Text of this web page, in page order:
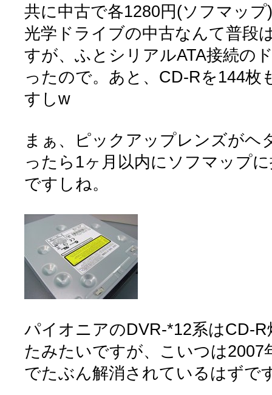
共に中古で各1280円(ソフマップ)
光学ドライブの中古なんて普段
すが、ふとシリアルATA接続の
ったので。あと、CD-Rを144枚
すしw
まぁ、ピックアップレンズがヘ
ったら1ヶ月以内にソフマップ
ですしね。
パイオニアのDVR-*12系はCD-
たみたいですが、こいつは2007
でたぶん解消されているはずで